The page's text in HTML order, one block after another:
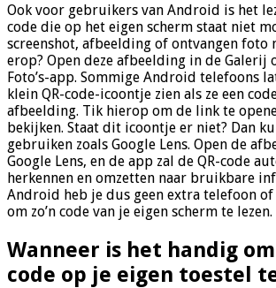
Ook voor gebruikers van Android is het
code die op het eigen scherm staat niet
screenshot, afbeelding of ontvangen foto
erop? Open deze afbeelding in de Galerij
Foto’s-app. Sommige Android telefoons
klein QR-code-icoontje zien als ze een
afbeelding. Tik hierop om de link te
bekijken. Staat dit icoontje er niet? Dan
gebruiken zoals Google Lens. Open de
Google Lens, en de app zal de QR-code
herkennen en omzetten naar bruikbare
Android heb je dus geen extra telefoon
om zo’n code van je eigen scherm te lezen.
Wanneer is het handig om
code op je eigen toestel